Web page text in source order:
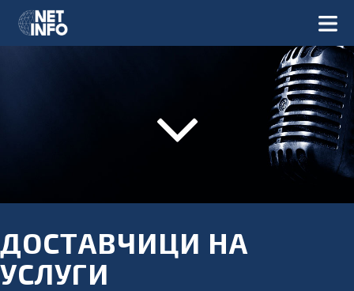
ДОСТАВЧИЦИ НА
УСЛУГИ